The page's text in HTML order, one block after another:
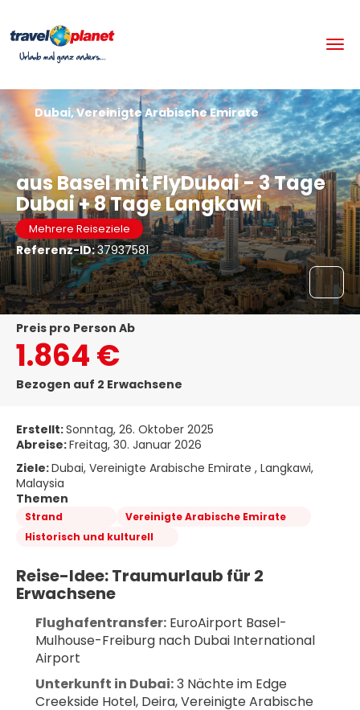
aus Basel mit FlyDubai - 3 Tage
Dubai + 8 Tage Langkawi
Mehrere Reiseziele
Referenz-ID:37937581
Dubai, Vereinigte Arabische Emirate
Preis pro Person Ab
1.864 €
Bezogen auf 2 Erwachsene
Erstellt:Sonntag, 26. Oktober 2025
Abreise:Freitag, 30. Januar 2026
Ziele:Dubai, Vereinigte Arabische Emirate , Langkawi,
Malaysia
Themen
Strand
Vereinigte Arabische Emirate
Historisch und kulturell
Reise-Idee: Traumurlaub für 2
Erwachsene
Flughafentransfer: EuroAirport Basel-
Mulhouse-Freiburg nach Dubai International
Airport
Unterkunft in Dubai: 3 Nächte im Edge
Creekside Hotel, Deira, Vereinigte Arabische